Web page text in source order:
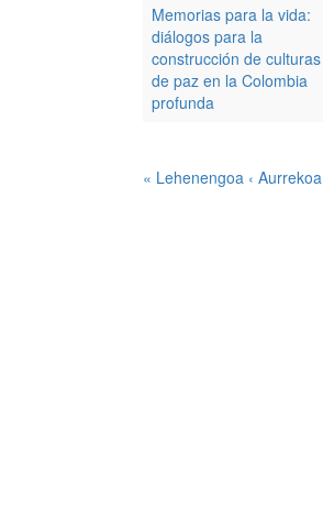
Memorias para la vida:
diálogos para la
construcción de culturas
de paz en la Colombia
profunda
« Lehenengoa ‹ Aurrekoa